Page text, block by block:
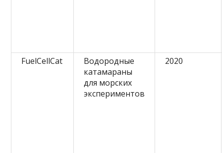
FuelCellCat
Водородные
катамараны
для морских
экспериментов
2020